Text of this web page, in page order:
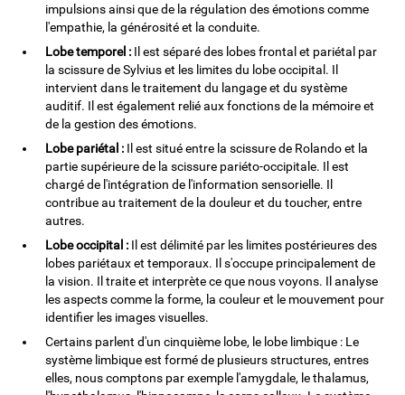
impulsions ainsi que de la régulation des émotions comme
l'empathie, la générosité et la conduite.
Lobe temporel : Il est séparé des lobes frontal et pariétal par
la scissure de Sylvius et les limites du lobe occipital. Il
intervient dans le traitement du langage et du système
auditif. Il est également relié aux fonctions de la mémoire et
de la gestion des émotions.
Lobe pariétal : Il est situé entre la scissure de Rolando et la
partie supérieure de la scissure pariéto-occipitale. Il est
chargé de l'intégration de l'information sensorielle. Il
contribue au traitement de la douleur et du toucher, entre
autres.
Lobe occipital : Il est délimité par les limites postérieures des
lobes pariétaux et temporaux. Il s'occupe principalement de
la vision. Il traite et interprète ce que nous voyons. Il analyse
les aspects comme la forme, la couleur et le mouvement pour
identifier les images visuelles.
Certains parlent d'un cinquième lobe, le lobe limbique : Le
système limbique est formé de plusieurs structures, entres
elles, nous comptons par exemple l'amygdale, le thalamus,